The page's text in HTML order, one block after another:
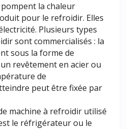
la chaleur
pour le refroidir. Elles
Plusieurs types
sont commercialisés : la
sous la forme de
revêtement en acier ou
de
peut être fixée par
machine à refroidir utilisé
le réfrigérateur ou le